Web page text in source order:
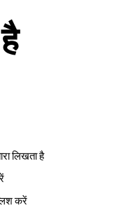
लिखता है
करें